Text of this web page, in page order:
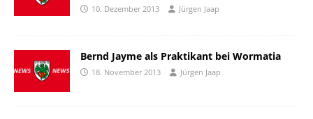
10. Dezember 2013 Jürgen Jaap
Bernd Jayme als Praktikant bei Wormatia
18. November 2013 Jürgen Jaap